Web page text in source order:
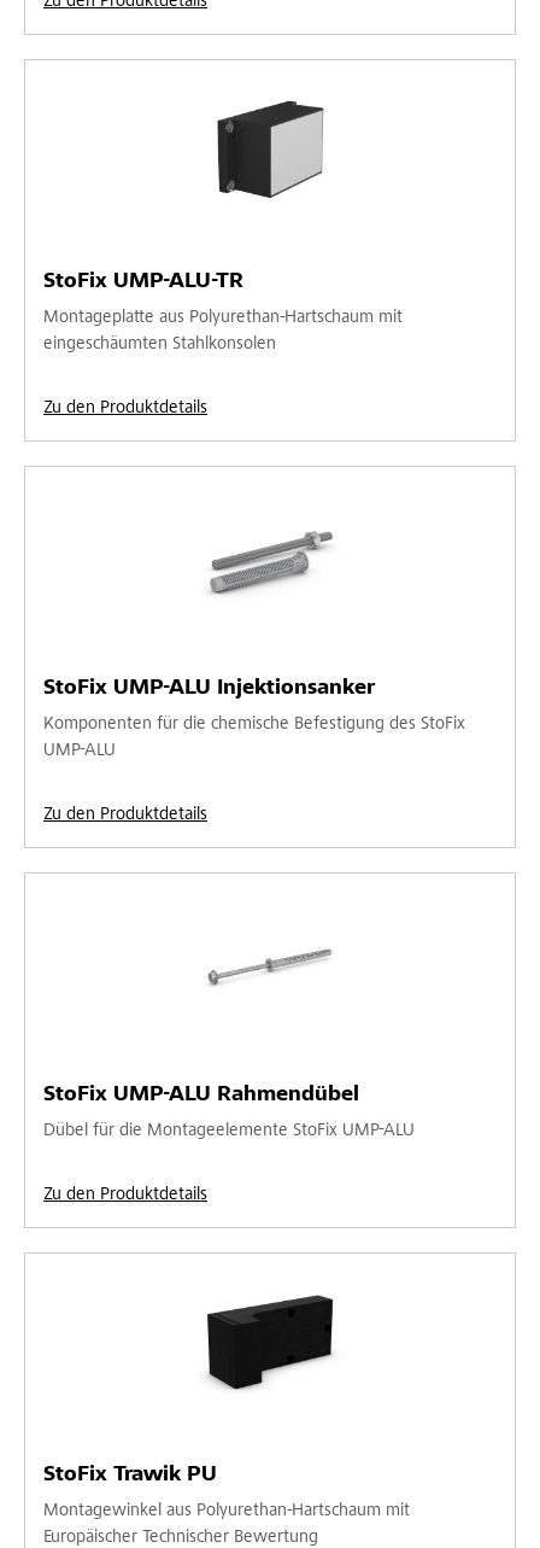
StoFix UMP-ALU-TR
Montageplatte aus Polyurethan-Hartschaum mit
eingeschäumten Stahlkonsolen
Zu den Produktdetails
StoFix UMP-ALU Injektionsanker
Komponenten für die chemische Befestigung des StoFix
UMP-ALU
Zu den Produktdetails
StoFix UMP-ALU Rahmendübel
Dübel für die Montageelemente StoFix UMP-ALU
Zu den Produktdetails
StoFix Trawik PU
Montagewinkel aus Polyurethan-Hartschaum mit
Europäischer Technischer Bewertung